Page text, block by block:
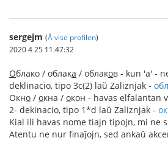
sergejm (Å vise profilen)
2020 4 25 11:47:32
Облако / облака / облаков - kun 'а' -
deklinacio, tipo 3c(2) laŭ Zaliznjak -
Окно / окна / окон - havas elfalantan
2- dekinacio, tipo 1*d laŭ Zaliznjak -
Kial ili havas nome tiajn tipojn, mi ne
Atentu ne nur finaĵojn, sed ankaŭ